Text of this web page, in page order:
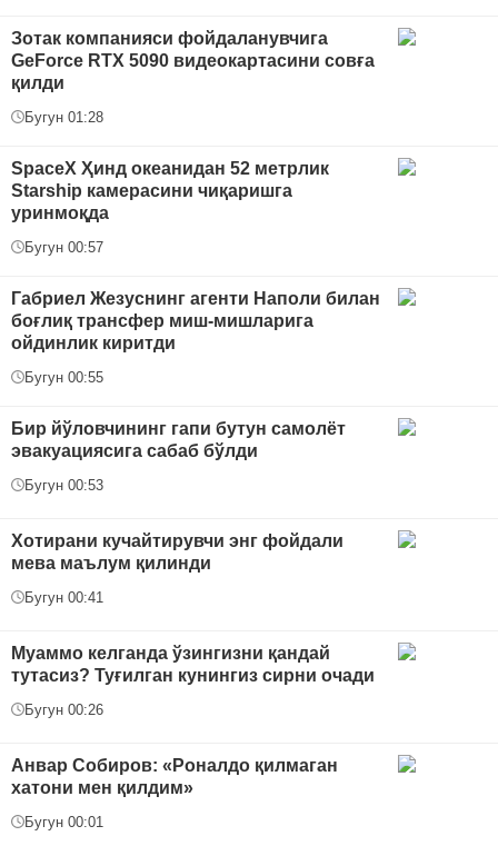
Зотак компанияси фойдаланувчига
GeForce RTX 5090 видеокартасини совға
қилди
Бугун 01:28
SpaceX Ҳинд океанидан 52 метрлик
Starship камерасини чиқаришга
уринмоқда
Бугун 00:57
Габриел Жезуснинг агенти Наполи билан
боғлиқ трансфер миш-мишларига
ойдинлик киритди
Бугун 00:55
Бир йўловчининг гапи бутун самолёт
эвакуациясига сабаб бўлди
Бугун 00:53
Хотирани кучайтирувчи энг фойдали
мева маълум қилинди
Бугун 00:41
Муаммо келганда ўзингизни қандай
тутасиз? Туғилган кунингиз сирни очади
Бугун 00:26
Анвар Собиров: «Роналдо қилмаган
хатони мен қилдим»
Бугун 00:01